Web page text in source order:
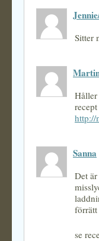
Sitter
Håller
http://
Sanna
Det
se